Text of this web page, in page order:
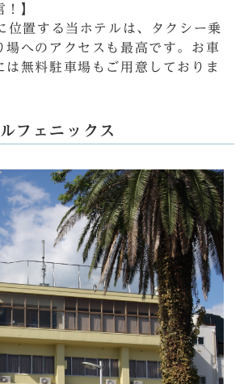
！】
位置する当ホテルは、タクシー乗
場へのアクセスも最高です。お車
は無料駐車場もご用意しておりま
フェニックス